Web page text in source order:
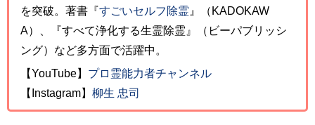
を突破。著書『すごいセルフ除霊 』（KADOKAW
A）、『すべて浄化する生霊除霊』（ビーパブリッシ
ング）など多方面で活躍中。
【YouTube】 プロ霊能力者チャンネル
【Instagram】 柳生 忠司